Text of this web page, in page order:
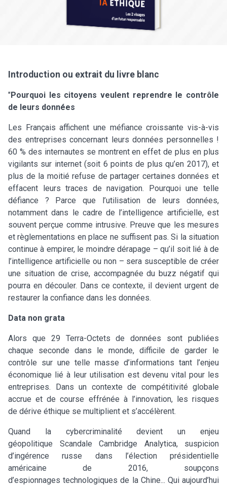
Introduction ou extrait du livre blanc
"Pourquoi les citoyens veulent reprendre le contrôle
de leurs données
Les Français affichent une méfiance croissante vis-à-vis
des entreprises concernant leurs données personnelles !
60 % des internautes se montrent en effet de plus en plus
vigilants sur internet (soit 6 points de plus qu’en 2017), et
plus de la moitié refuse de partager certaines données et
effacent leurs traces de navigation. Pourquoi une telle
défiance ? Parce que l’utilisation de leurs données,
notamment dans le cadre de l’intelligence artificielle, est
souvent perçue comme intrusive. Preuve que les mesures
et règlementations en place ne suffisent pas. Si la situation
continue à empirer, le moindre dérapage – qu’il soit lié à de
l’intelligence artificielle ou non – sera susceptible de créer
une situation de crise, accompagnée du buzz négatif qui
pourra en découler. Dans ce contexte, il devient urgent de
restaurer la confiance dans les données.
Data non grata
Alors que 29 Terra-Octets de données sont publiées
chaque seconde dans le monde, difficile de garder le
contrôle sur une telle masse d’informations tant l’enjeu
économique lié à leur utilisation est devenu vital pour les
entreprises. Dans un contexte de compétitivité globale
accrue et de course effrénée à l’innovation, les risques
de dérive éthique se multiplient et s’accélèrent.
Quand la cybercriminalité devient un enjeu
géopolitique Scandale Cambridge Analytica, suspicion
d’ingérence russe dans l’élection présidentielle
américaine de 2016, soupçons
d’espionnages technologiques de la Chine... Qui aujourd’hui